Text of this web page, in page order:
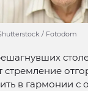
/ Fotodom
стремление
в гармонии